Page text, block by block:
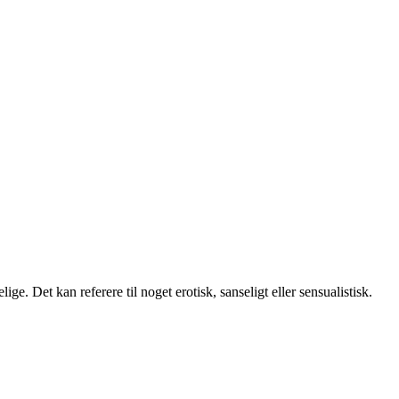
Det kan referere til noget erotisk, sanseligt eller sensualistisk.